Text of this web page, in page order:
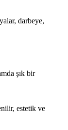
darbeye,
şık bir
estetik ve